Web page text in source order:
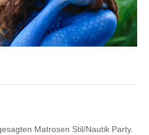
Matrosen Stil/Nautik Party.